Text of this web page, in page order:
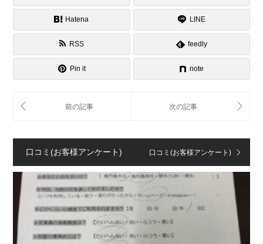
Hatena LINE
RSS feedly
Pin it note
口コミ(お客様アンケート) 口コミ(お客様アンケート)